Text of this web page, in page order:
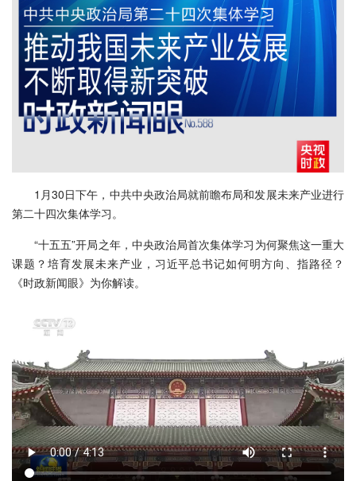
1月30日下午，中共中央政治局就前瞻布局和发展未来产业进行
第二十四次集体学习。
“十五五”开局之年，中央政治局首次集体学习为何聚焦这一重大
课题？培育发展未来产业，习近平总书记如何明方向、指路径？
《时政新闻眼》为你解读。